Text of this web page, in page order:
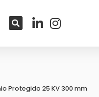
Protegido 25 KV 300 mm